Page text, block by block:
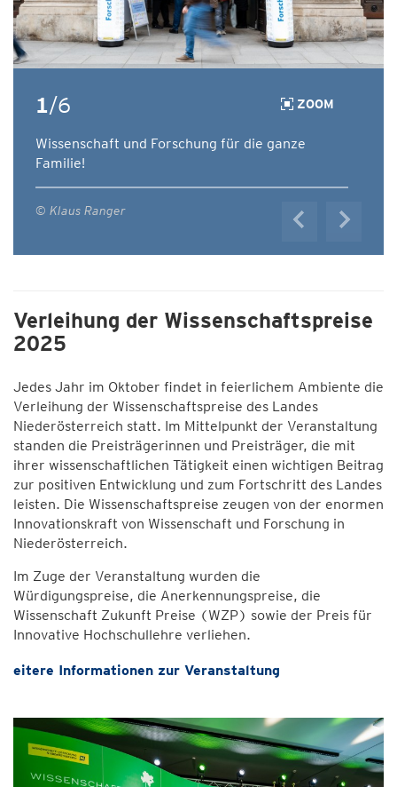
1/6 ZOOM
Wissenschaft und Forschung für die ganze
Familie!
© Klaus Ranger
Verleihung der Wissenschaftspreise
2025
Jedes Jahr im Oktober findet in feierlichem Ambiente die
Verleihung der Wissenschaftspreise des Landes
Niederösterreich statt. Im Mittelpunkt der Veranstaltung
standen die Preisträgerinnen und Preisträger, die mit
ihrer wissenschaftlichen Tätigkeit einen wichtigen Beitrag
zur positiven Entwicklung und zum Fortschritt des Landes
leisten. Die Wissenschaftspreise zeugen von der enormen
Innovationskraft von Wissenschaft und Forschung in
Niederösterreich.
Im Zuge der Veranstaltung wurden die
Würdigungspreise, die Anerkennungspreise, die
Wissenschaft Zukunft Preise (WZP) sowie der Preis für
Innovative Hochschullehre verliehen.
eitere Informationen zur Veranstaltung